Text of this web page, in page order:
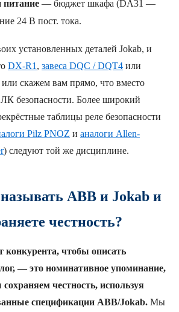
— бюджет шкафа (DA31 —
24 В пост. тока.
установленных деталей Jokab, и
DX-R1 , завеса DQC / DQT4 или
скажем вам прямо, что вместо
безопасности. Более широкий
таблицы реле безопасности
Pilz PNOZ и аналоги Allen-
) следуют той же дисциплине.
ABB и Jokab и
честность?
конкурента, чтобы описать
— это номинативное упоминание,
честность, используя
спецификации ABB/Jokab. Мы